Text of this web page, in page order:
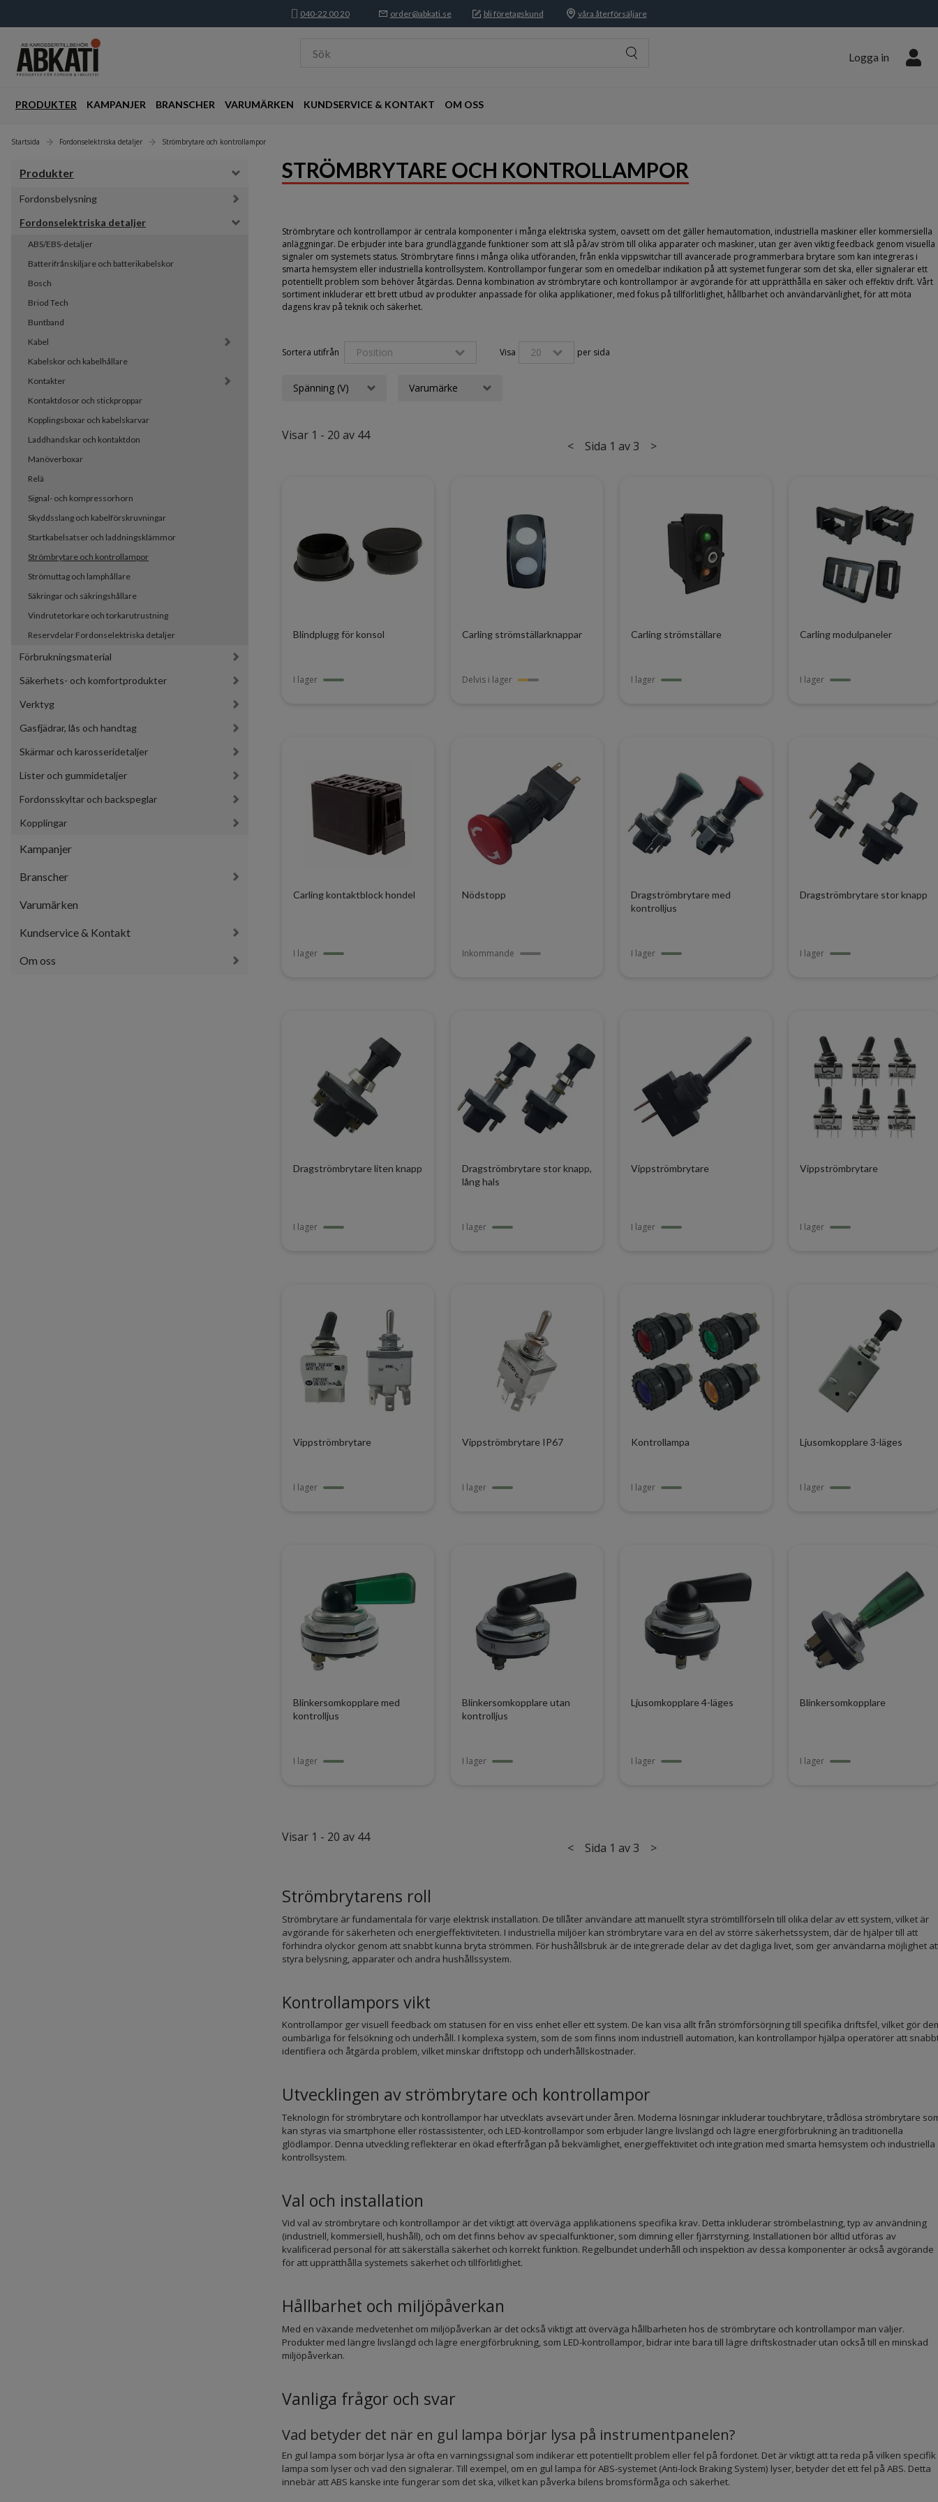
040-22 00 20 order@abkati.se bli företagskund våra återförsäljare
Sök Logga in
PRODUKTER KAMPANJER BRANSCHER VARUMÄRKEN KUNDSERVICE & KONTAKT OM OSS
Startsida Fordonselektriska detaljer Strömbrytare och kontrollampor
Produkter
Fordonsbelysning
Fordonselektriska detaljer
ABS/EBS-detaljer
Batterifrånskiljare och batterikabelskor
Bosch
Briod Tech
Buntband
Kabel
Kabelskor och kabelhållare
Kontakter
Kontaktdosor och stickproppar
Kopplingsboxar och kabelskarvar
Laddhandskar och kontaktdon
Manöverboxar
Relä
Signal- och kompressorhorn
Skyddsslang och kabelförskruvningar
Startkabelsatser och laddningsklämmor
Strömbrytare och kontrollampor
Strömuttag och lamphållare
Säkringar och säkringshållare
Vindrutetorkare och torkarutrustning
Reservdelar Fordonselektriska detaljer
Förbrukningsmaterial
Säkerhets- och komfortprodukter
Verktyg
Gasfjädrar, lås och handtag
Skärmar och karosseridetaljer
Lister och gummidetaljer
Fordonsskyltar och backspeglar
Kopplingar
Kampanjer
Branscher
Varumärken
Kundservice & Kontakt
Om oss
STRÖMBRYTARE OCH KONTROLLAMPOR
Strömbrytare och kontrollampor är centrala komponenter i många elektriska system, oavsett om det gäller hemautomation, industriella maskiner eller kommersiella
anläggningar. De erbjuder inte bara grundläggande funktioner som att slå på/av ström till olika apparater och maskiner, utan ger även viktig feedback genom visuella
signaler om systemets status. Strömbrytare finns i många olika utföranden, från enkla vippswitchar till avancerade programmerbara brytare som kan integreras i
smarta hemsystem eller industriella kontrollsystem. Kontrollampor fungerar som en omedelbar indikation på att systemet fungerar som det ska, eller signalerar ett
potentiellt problem som behöver åtgärdas. Denna kombination av strömbrytare och kontrollampor är avgörande för att upprätthålla en säker och effektiv drift. Vårt
sortiment inkluderar ett brett utbud av produkter anpassade för olika applikationer, med fokus på tillförlitlighet, hållbarhet och användarvänlighet, för att möta
dagens krav på teknik och säkerhet.
Sortera utifrån Position Visa 20 per sida
Spänning (V) Varumärke
Visar 1 - 20 av 44
< Sida 1 av 3 >
Blindplugg för konsol
I lager
Carling strömställarknappar
Delvis i lager
Carling strömställare
I lager
Carling modulpaneler
I lager
Carling kontaktblock hondel
I lager
Nödstopp
Inkommande
Dragströmbrytare med
kontrolljus
I lager
Dragströmbrytare stor knapp
I lager
Dragströmbrytare liten knapp
I lager
Dragströmbrytare stor knapp,
lång hals
I lager
Vippströmbrytare
I lager
Vippströmbrytare
I lager
Vippströmbrytare
I lager
Vippströmbrytare IP67
I lager
Kontrollampa
I lager
Ljusomkopplare 3-läges
I lager
Blinkersomkopplare med
kontrolljus
I lager
Blinkersomkopplare utan
kontrolljus
I lager
Ljusomkopplare 4-läges
I lager
Blinkersomkopplare
I lager
Visar 1 - 20 av 44
< Sida 1 av 3 >
Strömbrytarens roll
Strömbrytare är fundamentala för varje elektrisk installation. De tillåter användare att manuellt styra strömtillförseln till olika delar av ett system, vilket är
avgörande för säkerheten och energieffektiviteten. I industriella miljöer kan strömbrytare vara en del av större säkerhetssystem, där de hjälper till att
förhindra olyckor genom att snabbt kunna bryta strömmen. För hushållsbruk är de integrerade delar av det dagliga livet, som ger användarna möjlighet
styra belysning, apparater och andra hushållssystem.
Kontrollampors vikt
Kontrollampor ger visuell feedback om statusen för en viss enhet eller ett system. De kan visa allt från strömförsörjning till specifika driftsfel, vilket gör
oumbärliga för felsökning och underhåll. I komplexa system, som de som finns inom industriell automation, kan kontrollampor hjälpa operatörer att
identifiera och åtgärda problem, vilket minskar driftstopp och underhållskostnader.
Utvecklingen av strömbrytare och kontrollampor
Teknologin för strömbrytare och kontrollampor har utvecklats avsevärt under åren. Moderna lösningar inkluderar touchbrytare, trådlösa strömbrytare
kan styras via smartphone eller röstassistenter, och LED-kontrollampor som erbjuder längre livslängd och lägre energiförbrukning än traditionella
glödlampor. Denna utveckling reflekterar en ökad efterfrågan på bekvämlighet, energieffektivitet och integration med smarta hemsystem och industriella
kontrollsystem.
Val och installation
Vid val av strömbrytare och kontrollampor är det viktigt att överväga applikationens specifika krav. Detta inkluderar strömbelastning, typ av användning
(industriell, kommersiell, hushåll), och om det finns behov av specialfunktioner, som dimning eller fjärrstyrning. Installationen bör alltid utföras av
kvalificerad personal för att säkerställa säkerhet och korrekt funktion. Regelbundet underhåll och inspektion av dessa komponenter är också avgörande
för att upprätthålla systemets säkerhet och tillförlitlighet.
Hållbarhet och miljöpåverkan
Med en växande medvetenhet om miljöpåverkan är det också viktigt att överväga hållbarheten hos de strömbrytare och kontrollampor man väljer.
Produkter med längre livslängd och lägre energiförbrukning, som LED-kontrollampor, bidrar inte bara till lägre driftskostnader utan också till en minskad
miljöpåverkan.
Vanliga frågor och svar
Vad betyder det när en gul lampa börjar lysa på instrumentpanelen?
En gul lampa som börjar lysa är ofta en varningssignal som indikerar ett potentiellt problem eller fel på fordonet. Det är viktigt att ta reda på vilken specifik
lampa som lyser och vad den signalerar. Till exempel, om en gul lampa för ABS-systemet (Anti-lock Braking System) lyser, betyder det ett fel på ABS. Detta
innebär att ABS kanske inte fungerar som det ska, vilket kan påverka bilens bromsförmåga och säkerhet.